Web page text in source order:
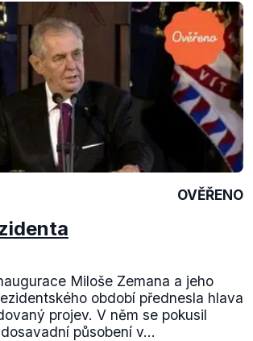
OVĚŘENO
Miloše Zemana a jeho
období přednesla hlava
projev. V něm se pokusil
působení v...